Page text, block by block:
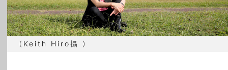
（Keith Hiro攝 ）